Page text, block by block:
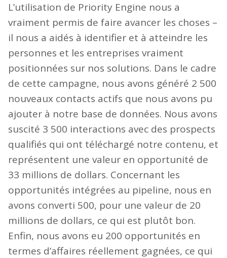
L’utilisation de Priority Engine nous a
vraiment permis de faire avancer les choses –
il nous a aidés à identifier et à atteindre les
personnes et les entreprises vraiment
positionnées sur nos solutions. Dans le cadre
de cette campagne, nous avons généré 2 500
nouveaux contacts actifs que nous avons pu
ajouter à notre base de données. Nous avons
suscité 3 500 interactions avec des prospects
qualifiés qui ont téléchargé notre contenu, et
représentent une valeur en opportunité de
33 millions de dollars. Concernant les
opportunités intégrées au pipeline, nous en
avons converti 500, pour une valeur de 20
millions de dollars, ce qui est plutôt bon.
Enfin, nous avons eu 200 opportunités en
termes d’affaires réellement gagnées, ce qui